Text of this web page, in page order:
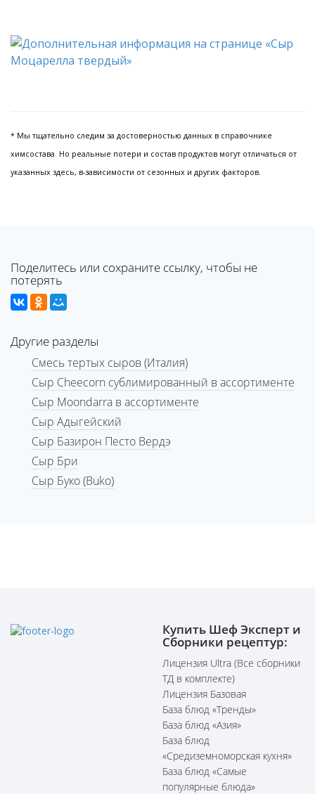
* Мы тщательно следим за достоверностью данных в справочнике
химсостава. Но реальные потери и состав продуктов могут отличаться от
указанных здесь, в-зависимости от сезонных и других факторов.
Поделитесь или сохраните ссылку, чтобы не
потерять
Другие разделы
Смесь тертых сыров (Италия)
Сыр Cheecorn сублимированный в ассортименте
Сыр Moondarra в ассортименте
Сыр Адыгейский
Сыр Базирон Песто Вердэ
Сыр Бри
Сыр Буко (Buko)
Купить Шеф Эксперт и
Сборники рецептур:
Лицензия Ultra (Все сборники
ТД в комплекте)
Лицензия Базовая
База блюд «Тренды»
База блюд «Азия»
База блюд
«Средиземноморская кухня»
База блюд «Самые
популярные блюда»